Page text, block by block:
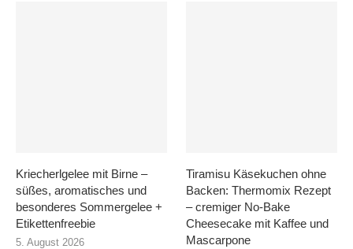
Kriecherlgelee mit Birne –
süßes, aromatisches und
besonderes Sommergelee +
Etikettenfreebie
5. August 2026
Tiramisu Käsekuchen ohne
Backen: Thermomix Rezept
– cremiger No-Bake
Cheesecake mit Kaffee und
Mascarpone